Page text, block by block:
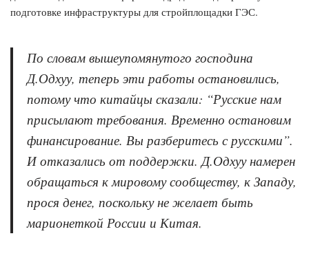
подготовке инфраструктуры для стройплощадки ГЭС.
По словам вышеупомянутого господина
Д.Одхуу, теперь эти работы остановились,
потому что китайцы сказали: “Русские нам
присылают требования. Временно остановим
финансирование. Вы разберитесь с русскими”.
И отказались от поддержки. Д.Одхуу намерен
обращаться к мировому сообществу, к Западу,
прося денег, поскольку не желает быть
марионеткой России и Китая.